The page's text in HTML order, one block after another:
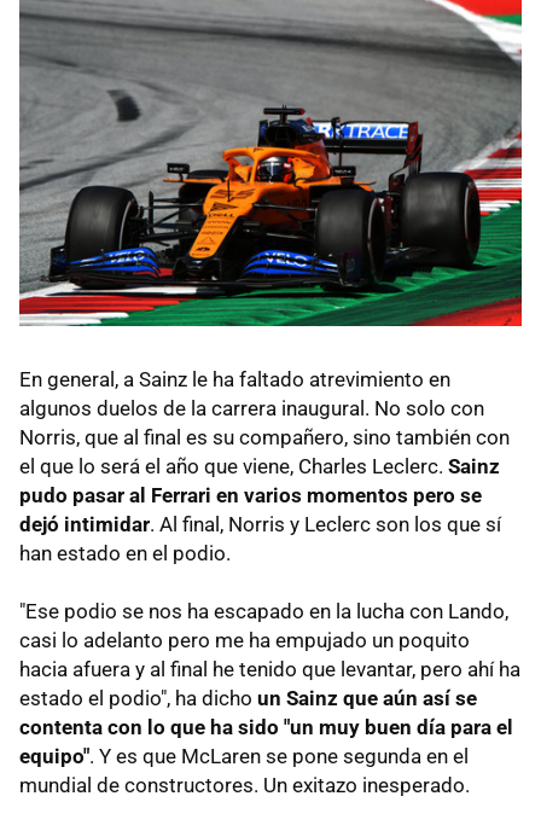
En general, a Sainz le ha faltado atrevimiento en
algunos duelos de la carrera inaugural. No solo con
Norris, que al final es su compañero, sino también con
el que lo será el año que viene, Charles Leclerc. Sainz
pudo pasar al Ferrari en varios momentos pero se
dejó intimidar. Al final, Norris y Leclerc son los que sí
han estado en el podio.
"Ese podio se nos ha escapado en la lucha con Lando,
casi lo adelanto pero me ha empujado un poquito
hacia afuera y al final he tenido que levantar, pero ahí ha
estado el podio", ha dicho un Sainz que aún así se
contenta con lo que ha sido "un muy buen día para el
equipo". Y es que McLaren se pone segunda en el
mundial de constructores. Un exitazo inesperado.